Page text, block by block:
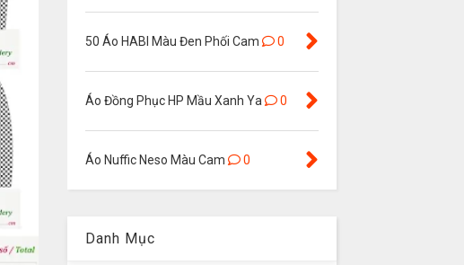
50 Áo HABI Màu Đen Phối Cam 0
Áo Đồng Phục HP Mầu Xanh Ya 0
Áo Nuffic Neso Màu Cam 0
Danh Mục